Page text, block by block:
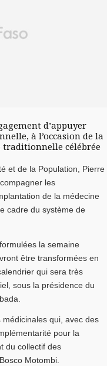
d’appuyer
à l’occasion de la
traditionnelle célébrée
et de la Population, Pierre
les
de la médecine
cadre du système de
la semaine
être transformées en
qui sera très
sous la présidence du
qui, avec des
pour la
du collectif des
Motombi.